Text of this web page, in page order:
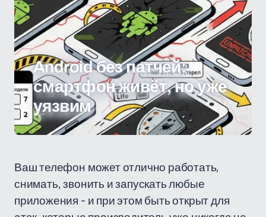
Android без патчей:
смартфон живёт, но уже
уязвим
Ваш телефон может отлично работать,
снимать, звонить и запускать любые
приложения - и при этом быть открыт для